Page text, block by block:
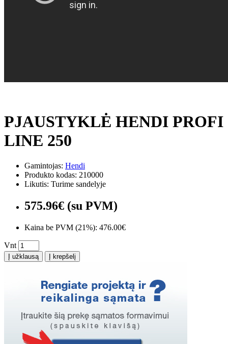
PJAUSTYKLĖ HENDI PROFI
LINE 250
Gamintojas: Hendi
Produkto kodas: 210000
Likutis: Turime sandelyje
575.96€ (su PVM)
Kaina be PVM (21%): 476.00€
Vnt
Į užklausą Į krepšelį